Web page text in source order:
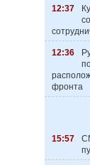
12:37
12:36
фронта
15:57